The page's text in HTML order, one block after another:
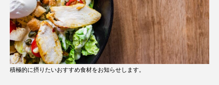
積極的に摂りたいおすすめ食材をお知らせします。